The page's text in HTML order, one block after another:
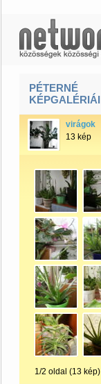
PÉTERNÉ
KÉPGALÉRIÁI
virágok
13 kép
1/2 oldal (13 kép)